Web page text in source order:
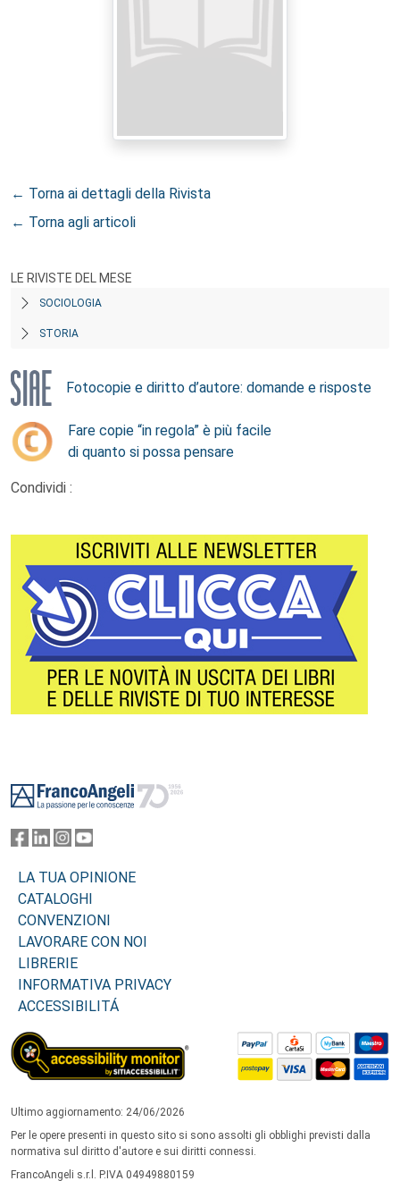
← Torna ai dettagli della Rivista
← Torna agli articoli
LE RIVISTE DEL MESE
SOCIOLOGIA
STORIA
Fotocopie e diritto d’autore: domande e risposte
Fare copie “in regola” è più facile
di quanto si possa pensare
Condividi :
LA TUA OPINIONE
CATALOGHI
CONVENZIONI
LAVORARE CON NOI
LIBRERIE
INFORMATIVA PRIVACY
ACCESSIBILITÁ
Ultimo aggiornamento: 24/06/2026
Per le opere presenti in questo sito si sono assolti gli obblighi previsti dalla
normativa sul diritto d'autore e sui diritti connessi.
FrancoAngeli s.r.l. P.IVA 04949880159